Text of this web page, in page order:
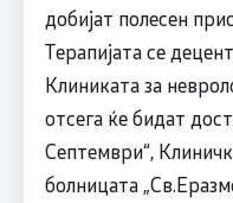
добијат полесен
Терапијата се
Клиниката за
отсега ќе бидат
Септември“,
болницата